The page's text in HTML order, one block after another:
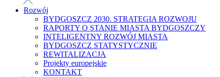
Rozwój
BYDGOSZCZ 2030. STRATEGIA ROZWOJU
RAPORTY O STANIE MIASTA BYDGOSZCZY
INTELIGENTNY ROZWÓJ MIASTA
BYDGOSZCZ STATYSTYCZNIE
REWITALIZACJA
Projekty europejskie
KONTAKT